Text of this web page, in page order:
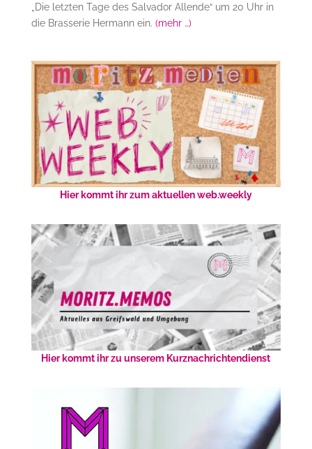
„Die letzten Tage des Salvador Allende“ um 20 Uhr in
die Brasserie Hermann ein. (mehr …)
Hier kommt ihr zum aktuellen web.weekly
Hier kommt ihr zu unserem Kurznachrichtendienst